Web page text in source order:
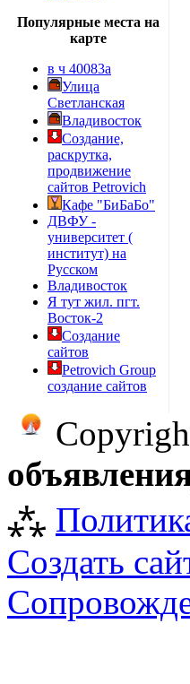
Популярные места на
карте
в ч 40083а
Улица
Светланская
Владивосток
Создание,
раскрутка,
продвижение
сайтов Petrovich
Кафе "БиБаБо"
ДВФУ -
университет (
институт) на
Русском
Владивосток
Я тут жил. пгт.
Восток-2
Создание
сайтов
Petrovich Group
создание сайтов
⁂
Создать